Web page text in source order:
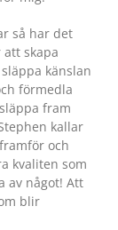
så har det
skapa
känslan
förmedla
fram
kallar
och
kvaliten som
av något! Att
blir